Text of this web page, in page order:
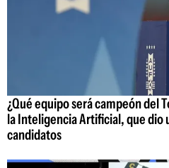
¿Qué equipo será campeón del
la Inteligencia Artificial, que dio
candidatos